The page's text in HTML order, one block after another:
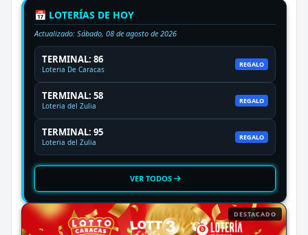
📅 LOTERÍAS DE HOY
Actualizado: Sábado, 08 de agosto de 2026
TERMINAL: 86
Loteria De Caracas
REGALO
TERMINAL: 58
Loteria del Zulia
REGALO
TERMINAL: 95
Loteria del Zulia
REGALO
VER TODOS
DESTACADO